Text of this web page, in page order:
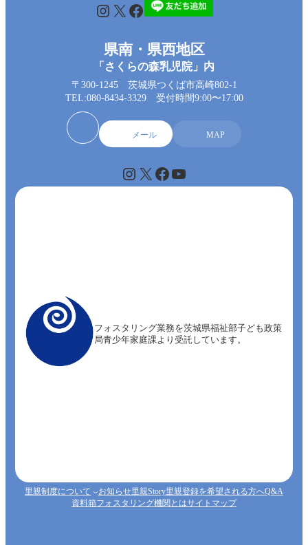
Instagram
X Facebook
県南・県西地区
「さくらの森乳児院」内
〒300-1245 茨城県つくば市高崎802-1
TEL:080-8434-3329 受付時間9:00〜17:00
メール MAP
Instagram
X Facebook
YouTube
フォスタリング業務を茨城県福祉部子ども政策
局青少年家庭課より受託しています。
里親制度について お知らせ里親Story里親登録を希望される方へQ&A
資料箱フォスタリング機関とはサイトマップ